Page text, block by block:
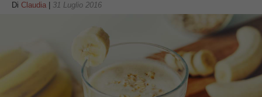
Di Claudia 31 Luglio 2016